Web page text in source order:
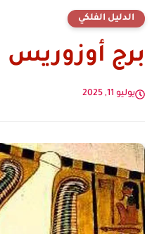
الدليل الفلكي
برج أوزوريس
يوليو 11, 2025